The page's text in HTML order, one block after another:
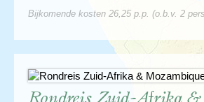
Bijkomende kosten 26,25 p.p. (o.b.v. 2
Rondreis Zuid-Afrika &